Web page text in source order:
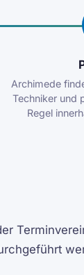
Archimede
Techniker und
Regel